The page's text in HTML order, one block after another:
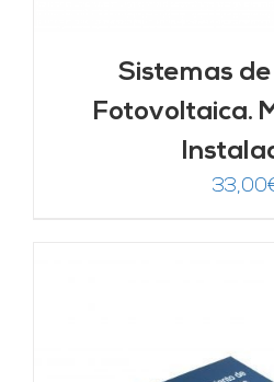
Sistemas
Fotovoltaica.
33,00